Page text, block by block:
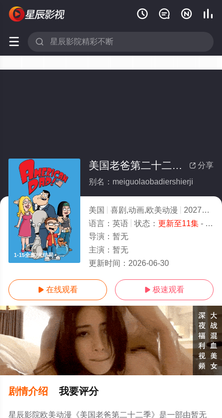
   
 
1-15全集/大结局
 分享
美国老爸第二十二季(全集)
别名：meiguolaobadiershierji
美国 喜剧,动画,欧美动漫 2027
5.0
语言： 英语 状态： 更新至11集- 免费在线观看
导演： 暂无
主演： 暂无
更新时间： 2026-06-30
 在线观看  极速观看
剧情介绍 我要评分
星辰影院欧美动漫《美国老爸第二十二季》是一部由暂无